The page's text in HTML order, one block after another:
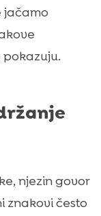
jačamo
njezin govor
znakovi često